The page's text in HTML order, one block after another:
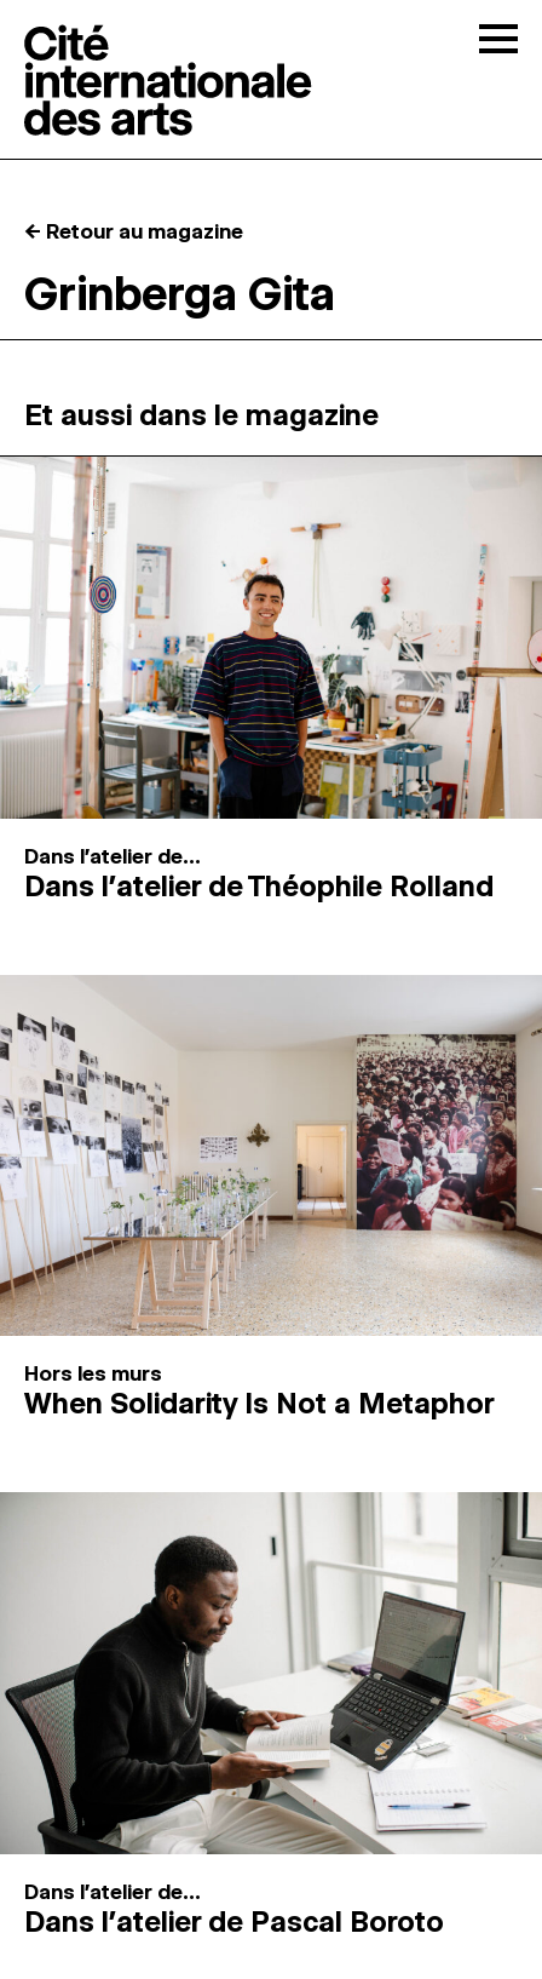
RÉSIDENCES ↓
ATELIERS OUVERTS
PROGRAMMATION
MAGAZINE
ESPACES DE PRATIQUE ARTISTIQUE ↓
Recherche
Connexion
← Retour au magazine
Grinberga Gita
Et aussi dans le magazine
Dans l'atelier de...
Dans l’atelier de Théophile Rolland
Hors les murs
When Solidarity Is Not a Metaphor
Dans l'atelier de...
Dans l’atelier de Pascal Boroto